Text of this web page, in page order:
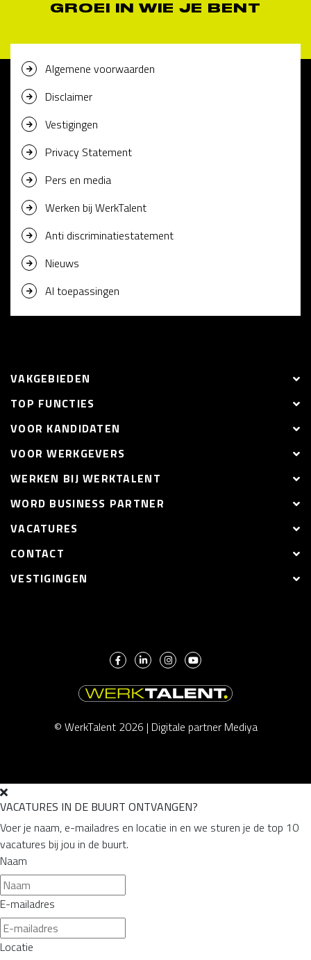
GROEI IN WIE JE BENT
Algemene voorwaarden
Disclaimer
Vestigingen
Privacy Statement
Pers en media
Werken bij WerkTalent
Anti discriminatiestatement
Nieuws
AI toepassingen
VAKGEBIEDEN
TOP FUNCTIES
VOOR KANDIDATEN
VOOR WERKGEVERS
WERKEN BIJ WERKTALENT
WORD BUSINESS PARTNER
VACATURES
CONTACT
VESTIGINGEN
© WerkTalent 2026 | Digitale partner Mediya
VACATURES IN DE BUURT ONTVANGEN?
Voer je naam, e-mailadres en locatie in en we sturen je de top 10
vacatures bij jou in de buurt.
Naam
E-mailadres
Locatie